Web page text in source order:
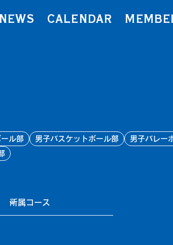
NEWS CALENDAR
ル部 男子バスケットボール部
男子バレー